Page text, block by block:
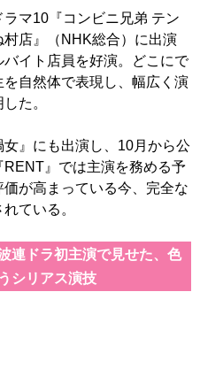
マ10『コンビニ兄弟 テン
村店』（NHK総合）に出演
バイト店員を好演。どこにで
を自然体で表現し、幅広く演
た。
』にも出演し、10月から公
RENT』では主演を務める予
が高まっている今、完全な
ている。
連ドラ初主演で見せた、色
シリアス演技